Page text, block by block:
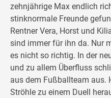
zehnjährige Max endlich
stinknormale Freunde
Rentner Vera, Horst und
sind immer für ihn da. Nur
es nicht so richtig. In der
und zu allem Überfluss
aus dem Fußballteam aus.
Ströhle zu einem Duell